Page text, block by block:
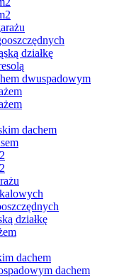
działkę
dwuspadowym
dachem
działkę
dachem
dachem